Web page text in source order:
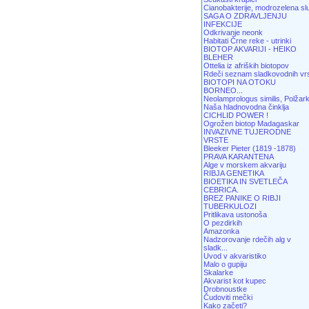
Cianobakterije, modrozelena
SAGA O ZDRAVLJENJU
INFEKCIJE
Odkrivanje neonk
Habitati Črne reke - utrinki
BIOTOP AKVARIJI - HEIKO
BLEHER
Ottelia iz afriških biotopov
Rdeči seznam sladkovodnih
BIOTOPI NA OTOKU
BORNEO...
Neolamprologus similis,
Naša hladnovodna činklja
CICHLID POWER !
Ogrožen biotop Madagaskar
INVAZIVNE TUJERODNE
VRSTE
Bleeker Pieter (1819 -1878)
PRAVA KARANTENA
Alge v morskem akvariju
RIBJA GENETIKA
BIOETIKA IN SVETLEČA
CEBRICA.
BREZ PANIKE O RIBJI
TUBERKULOZI
Pritlikava ustonoša
O pezdirkih
Amazonka
Nadzorovanje rdečih alg v
sladk...
Uvod v akvaristiko
Malo o gupiju
Skalarke
Akvarist kot kupec
Drobnoustke
Čudoviti mečki
Kako začeti?